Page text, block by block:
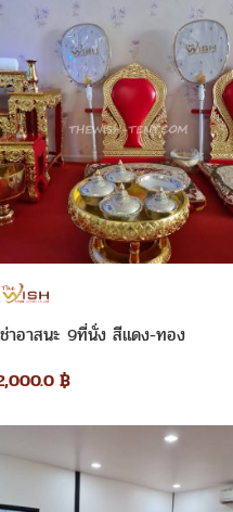
ช่าอาสนะ 9ที่นั่ง สีแดง-ทอง
฿